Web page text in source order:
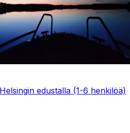
edustalla (1-6 henkilöä)